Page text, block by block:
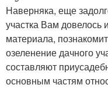
Наверняка, еще
участка Вам довелось
материала,
озеленение дачного
составляют
основным частям